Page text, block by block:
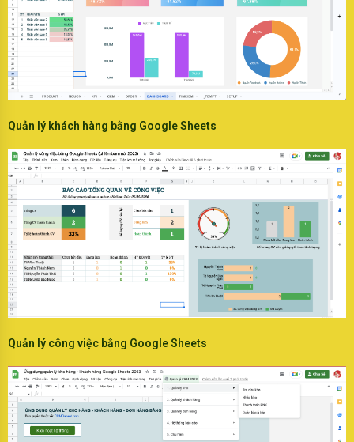
Quản lý khách hàng bằng Google Sheets
Quản lý công việc bằng Google Sheets